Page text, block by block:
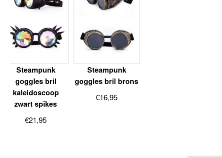
Steampunk
goggles bril
kaleidoscoop
zwart spikes
€21,95
Steampunk
goggles bril brons
€16,95